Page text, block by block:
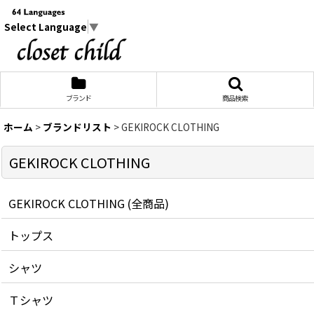
Select Language ▼
ブランド 商品検索
ホーム > ブランドリスト >GEKIROCK CLOTHING
GEKIROCK CLOTHING
GEKIROCK CLOTHING (全商品)
トップス
シャツ
Ｔシャツ